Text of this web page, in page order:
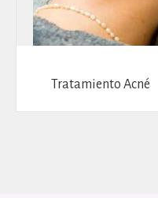
Tratamiento Acné